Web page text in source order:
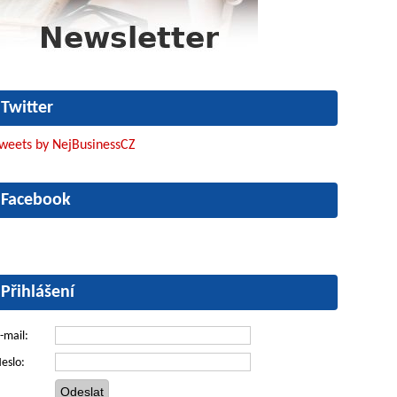
Twitter
by NejBusinessCZ
Facebook
Přihlášení
mail: